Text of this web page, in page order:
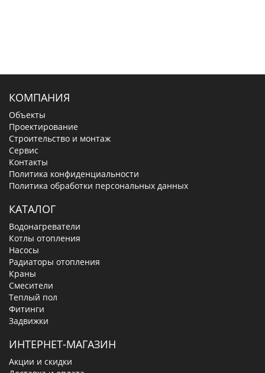
КОМПАНИЯ
Объекты
Проектирование
Строительство и монтаж
Сервис
Контакты
Политика конфиденциальности
Политика обработки персональных данных
КАТАЛОГ
Водонагреватели
Котлы отопления
Насосы
Радиаторы отопления
Краны
Смесители
Теплый пол
Фитинги
Задвижки
ИНТЕРНЕТ-МАГАЗИН
Акции и скидки